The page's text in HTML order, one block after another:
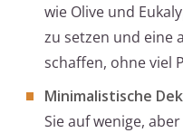
wie Olive und
zu setzen und eine
schaffen, ohne viel
Minimalistische
Sie auf wenige,